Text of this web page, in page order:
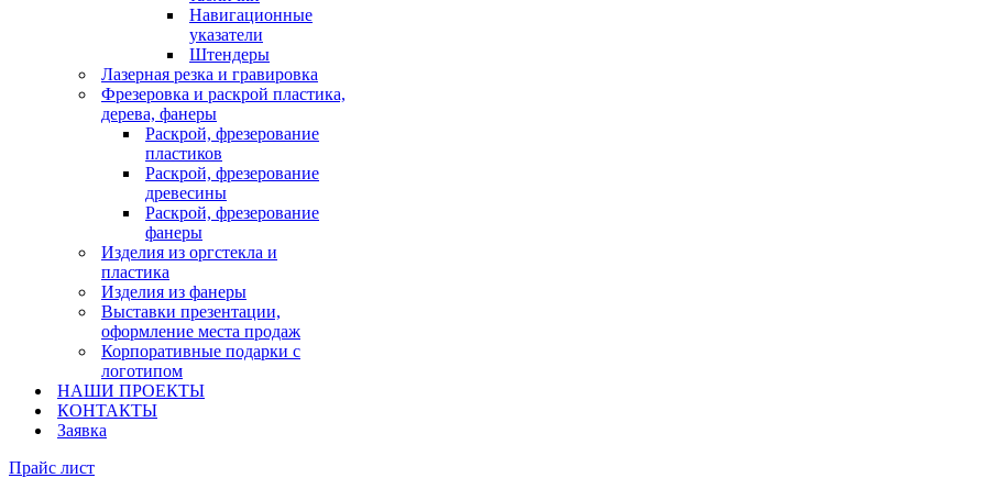
Навигационные
указатели
Штендеры
Лазерная резка и гравировка
Фрезеровка и раскрой пластика,
дерева, фанеры
Раскрой, фрезерование
пластиков
Раскрой, фрезерование
древесины
Раскрой, фрезерование
фанеры
Изделия из оргстекла и
пластика
Изделия из фанеры
Выставки презентации,
оформление места продаж
Корпоративные подарки с
логотипом
НАШИ ПРОЕКТЫ
КОНТАКТЫ
Заявка
Прайс лист